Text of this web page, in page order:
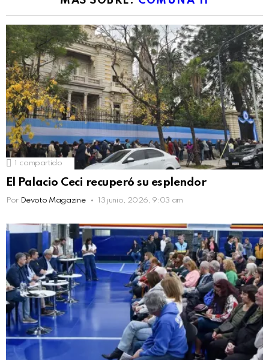
1 compartido
El Palacio Ceci recuperó su esplendor
Por Devoto Magazine 13 junio, 2026, 9:03 am